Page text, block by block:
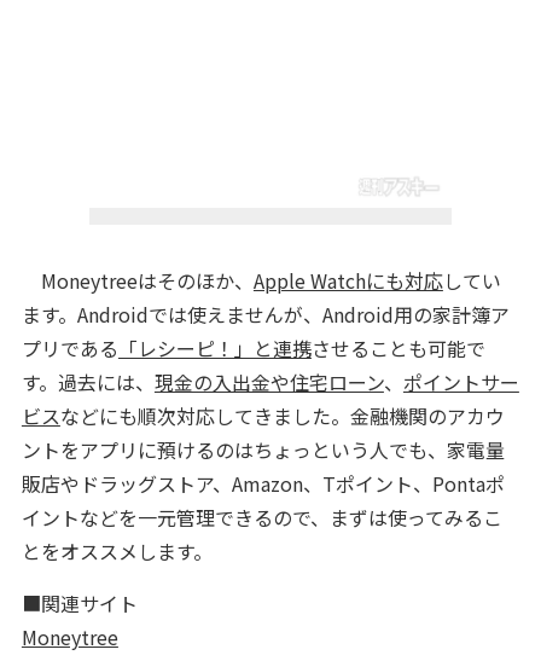
Moneytreeはそのほか、 Apple Watchにも対応してい
ます。Androidでは使えませんが、Android用の家計簿ア
プリである 「レシーピ！」と連携させることも可能で
す。過去には、 現金の入出金や住宅ローン、 ポイントサー
ビスなどにも順次対応してきました。金融機関のアカウ
ントをアプリに預けるのはちょっという人でも、家電量
販店やドラッグストア、Amazon、Tポイント、Pontaポ
イントなどを一元管理できるので、まずは使ってみるこ
とをオススメします。
■関連サイト
Moneytree